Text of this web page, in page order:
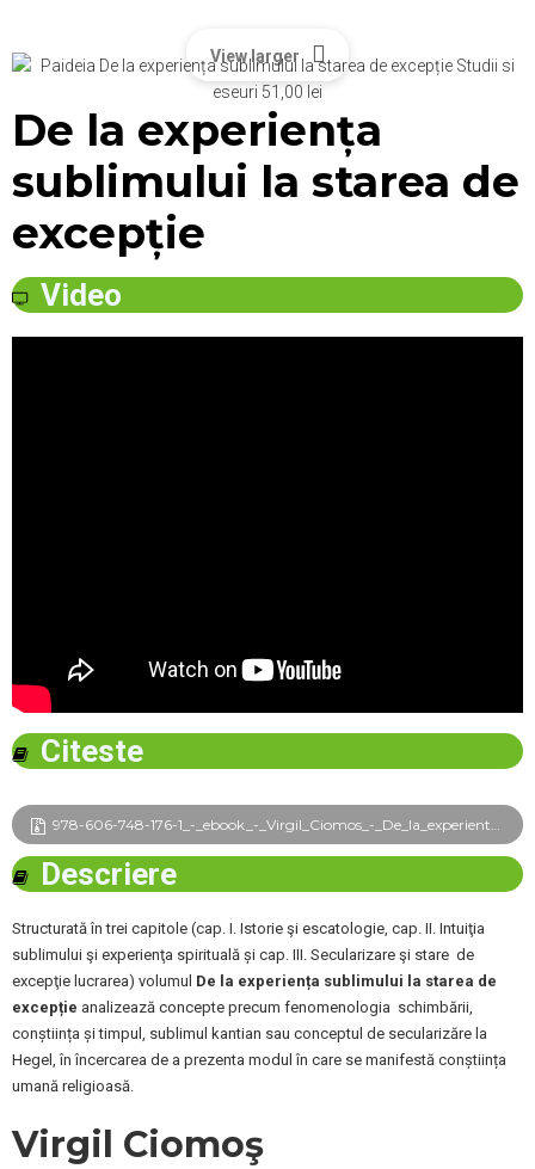
View larger
De la experiența
sublimului la starea de
excepție
Video
Citeste
978-606-748-176-1_-_ebook_-_Virgil_Ciomos_-_De_la_experienta_sublimului_la_starea_de_exceptie_frg.pdf
Descriere
Structurată în trei capitole (cap. I. Istorie şi escatologie, cap. II. Intuiţia
sublimului şi experienţa spirituală și cap. III. Secularizare şi stare de
excepţie lucrarea) volumul De la experiența sublimului la starea de
excepție analizează concepte precum fenomenologia schimbării,
conștiința și timpul, sublimul kantian sau conceptul de secularizăre la
Hegel, în încercarea de a prezenta modul în care se manifestă conștiința
umană religioasă.
Virgil Ciomoş